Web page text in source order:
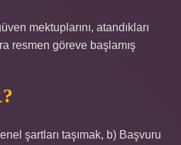
mektuplarını, atandıkları
resmen göreve başlamış
şartları taşımak, b) Başvuru